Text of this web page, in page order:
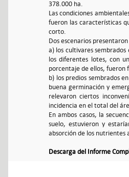
378.000 ha.
Las condiciones
fueron las características
corto.
Dos escenarios
a) los cultivares
los diferentes lotes, con
porcentaje de ellos, fueron
b) los predios sembrados
buena germinación y
relevaron ciertos
incidencia en el total del
En ambos casos, la
suelo, estuvieron y
absorción de los nutrientes
Descarga del Informe